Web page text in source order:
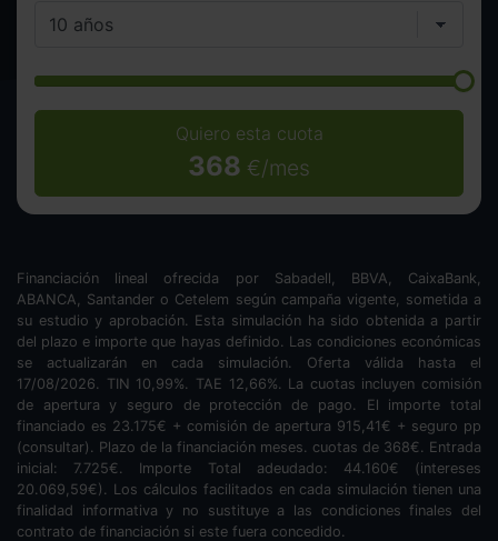
Quiero esta cuota
368 €/mes
Financiación lineal ofrecida por Sabadell, BBVA, CaixaBank,
ABANCA, Santander o Cetelem según campaña vigente, sometida a
su estudio y aprobación. Esta simulación ha sido obtenida a partir
del plazo e importe que hayas definido. Las condiciones económicas
se actualizarán en cada simulación. Oferta válida hasta el
17/08/2026. TIN 10,99%. TAE 12,66%. La cuotas incluyen comisión
de apertura y seguro de protección de pago. El importe total
financiado es 23.175€ + comisión de apertura 915,41€ + seguro pp
(consultar). Plazo de la financiación meses. cuotas de 368€. Entrada
inicial: 7.725€. Importe Total adeudado: 44.160€ (intereses
20.069,59€). Los cálculos facilitados en cada simulación tienen una
finalidad informativa y no sustituye a las condiciones finales del
contrato de financiación si este fuera concedido.